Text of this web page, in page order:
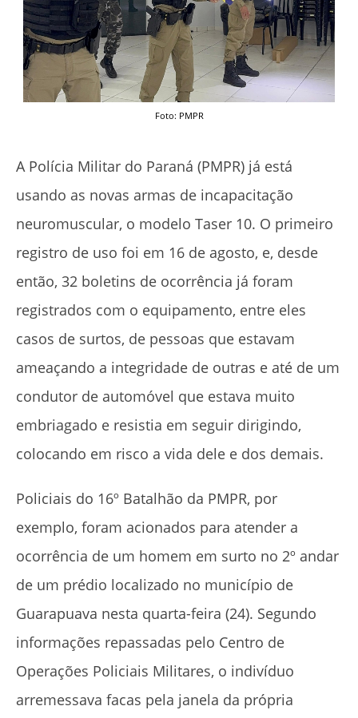
Foto: PMPR
A Polícia Militar do Paraná (PMPR) já está
usando as novas armas de incapacitação
neuromuscular, o modelo Taser 10. O primeiro
registro de uso foi em 16 de agosto, e, desde
então, 32 boletins de ocorrência já foram
registrados com o equipamento, entre eles
casos de surtos, de pessoas que estavam
ameaçando a integridade de outras e até de um
condutor de automóvel que estava muito
embriagado e resistia em seguir dirigindo,
colocando em risco a vida dele e dos demais.
Policiais do 16º Batalhão da PMPR, por
exemplo, foram acionados para atender a
ocorrência de um homem em surto no 2º andar
de um prédio localizado no município de
Guarapuava nesta quarta-feira (24). Segundo
informações repassadas pelo Centro de
Operações Policiais Militares, o indivíduo
arremessava facas pela janela da própria